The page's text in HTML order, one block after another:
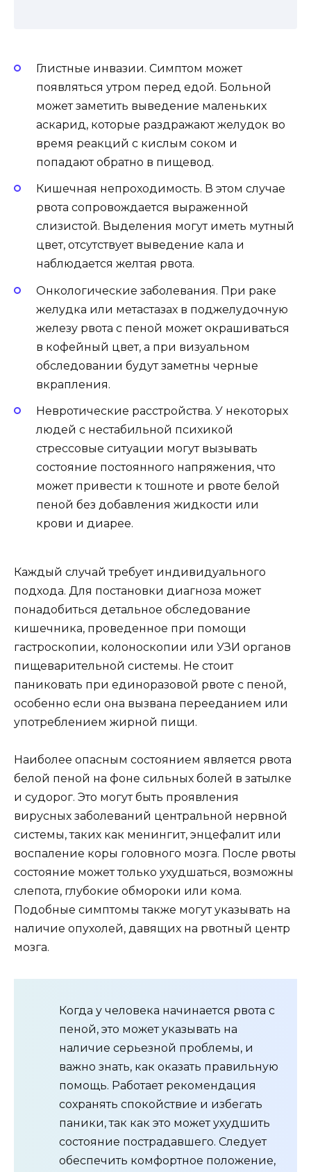
Глистные инвазии. Симптом может
появляться утром перед едой. Больной
может заметить выведение маленьких
аскарид, которые раздражают желудок во
время реакций с кислым соком и
попадают обратно в пищевод.
Кишечная непроходимость. В этом случае
рвота сопровождается выраженной
слизистой. Выделения могут иметь мутный
цвет, отсутствует выведение кала и
наблюдается желтая рвота.
Онкологические заболевания. При раке
желудка или метастазах в поджелудочную
железу рвота с пеной может окрашиваться
в кофейный цвет, а при визуальном
обследовании будут заметны черные
вкрапления.
Невротические расстройства. У некоторых
людей с нестабильной психикой
стрессовые ситуации могут вызывать
состояние постоянного напряжения, что
может привести к тошноте и рвоте белой
пеной без добавления жидкости или
крови и диарее.
Каждый случай требует индивидуального
подхода. Для постановки диагноза может
понадобиться детальное обследование
кишечника, проведенное при помощи
гастроскопии, колоноскопии или УЗИ органов
пищеварительной системы. Не стоит
паниковать при единоразовой рвоте с пеной,
особенно если она вызвана перееданием или
употреблением жирной пищи.
Наиболее опасным состоянием является рвота
белой пеной на фоне сильных болей в затылке
и судорог. Это могут быть проявления
вирусных заболеваний центральной нервной
системы, таких как менингит, энцефалит или
воспаление коры головного мозга. После рвоты
состояние может только ухудшаться, возможны
слепота, глубокие обмороки или кома.
Подобные симптомы также могут указывать на
наличие опухолей, давящих на рвотный центр
мозга.
Когда у человека начинается рвота с
пеной, это может указывать на
наличие серьезной проблемы, и
важно знать, как оказать правильную
помощь. Работает рекомендация
сохранять спокойствие и избегать
паники, так как это может ухудшить
состояние пострадавшего. Следует
обеспечить комфортное положение,